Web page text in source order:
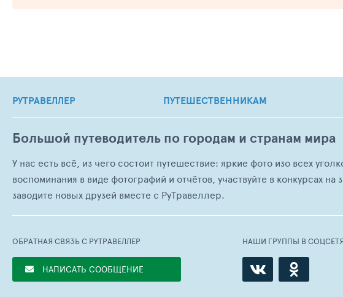
РУТРАВЕЛЛЕР ПУТЕШЕСТВЕННИКАМ
Большой путеводитель по городам и странам мира
У нас есть всё, из чего состоит путешествие: яркие фото изо всех
воспоминания в виде фотографий и отчётов, участвуйте в конкурсах
заводите новых друзей вместе с РуТравеллер.
ОБРАТНАЯ СВЯЗЬ С РУТРАВЕЛЛЕР
НАПИСАТЬ СООБЩЕНИЕ
НАШИ ГРУППЫ В